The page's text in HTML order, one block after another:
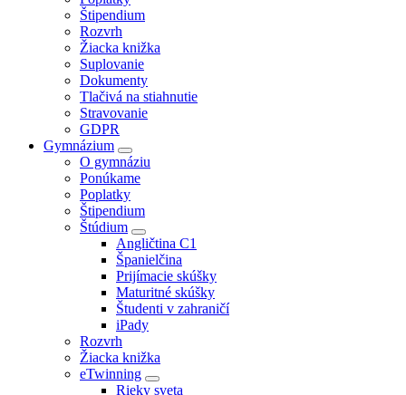
Štipendium
Rozvrh
Žiacka knižka
Suplovanie
Dokumenty
Tlačivá na stiahnutie
Stravovanie
GDPR
Gymnázium
O gymnáziu
Ponúkame
Poplatky
Štipendium
Štúdium
Angličtina C1
Španielčina
Prijímacie skúšky
Maturitné skúšky
Študenti v zahraničí
iPady
Rozvrh
Žiacka knižka
eTwinning
Rieky sveta